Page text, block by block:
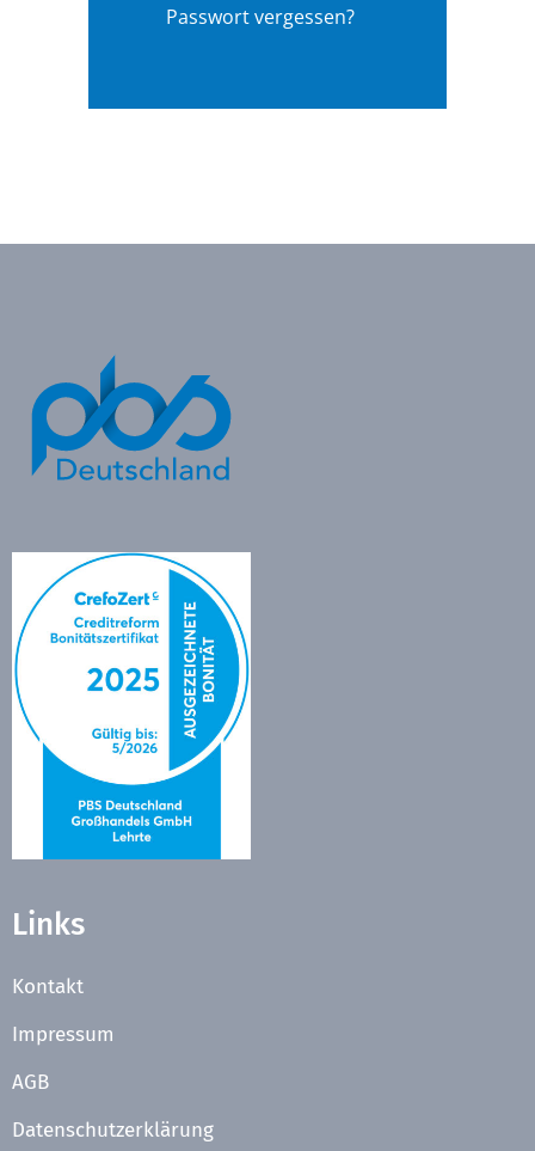
Passwort vergessen?
Links
Kontakt
Impressum
AGB
Datenschutzerklärung